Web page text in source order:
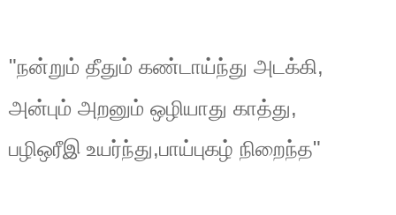
"நன்றும் தீதும் கண்டாய்ந்து அடக்கி,
அன்பும் அறனும் ஒழியாது காத்து,
பழிஒரீஇ உயர்ந்து,பாய்புகழ் நிறைந்த"